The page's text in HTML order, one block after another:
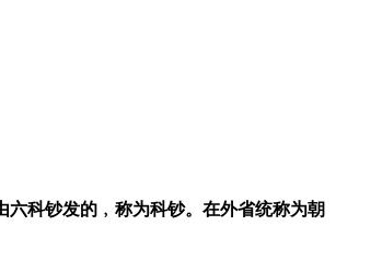
科钞发的﹐称为科钞。在外省统称为朝